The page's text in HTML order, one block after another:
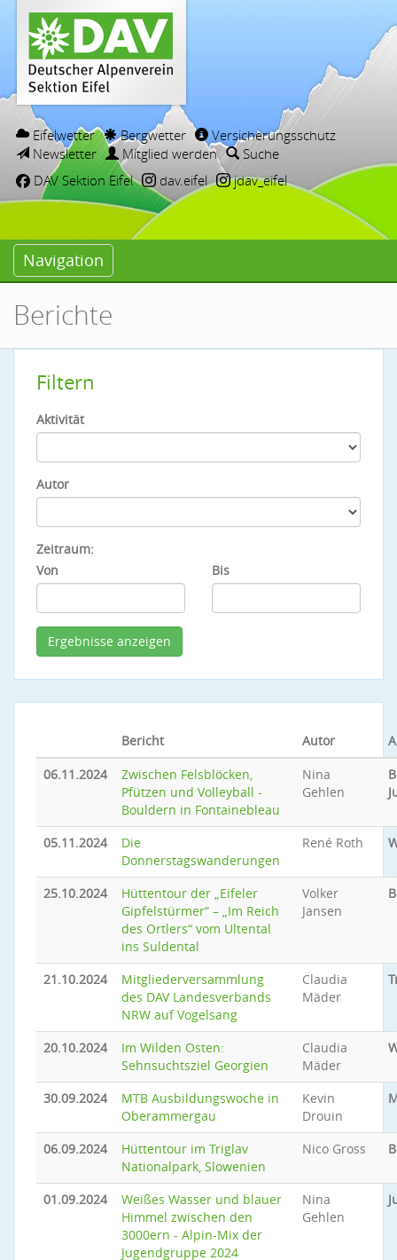
Eifelwetter Bergwetter
Versicherungsschutz
Newsletter
Mitglied werden
Suche
DAV Sektion Eifel
dav.eifel jdav_eifel
Navigation
Berichte
Filtern
Aktivität
Autor
Zeitraum:
Von
Bis
Bericht Autor
06.11.2024
Zwischen Felsblöcken,
Pfützen und Volleyball -
Bouldern in Fontainebleau
Nina
Gehlen
05.11.2024
Die
Donnerstagswanderungen
René Roth
25.10.2024
Hüttentour der „Eifeler
Gipfelstürmer“ – „Im Reich
des Ortlers“ vom Ultental
ins Suldental
Volker
Jansen
21.10.2024
Mitgliederversammlung
des DAV Landesverbands
NRW auf Vogelsang
Claudia
Mäder
20.10.2024
Im Wilden Osten:
Sehnsuchtsziel Georgien
Claudia
Mäder
30.09.2024
MTB Ausbildungswoche in
Oberammergau
Kevin
Drouin
06.09.2024
Hüttentour im Triglav
Nationalpark, Slowenien
Nico Gross
01.09.2024
Weißes Wasser und blauer
Himmel zwischen den
3000ern - Alpin-Mix der
Jugendgruppe 2024
Nina
Gehlen